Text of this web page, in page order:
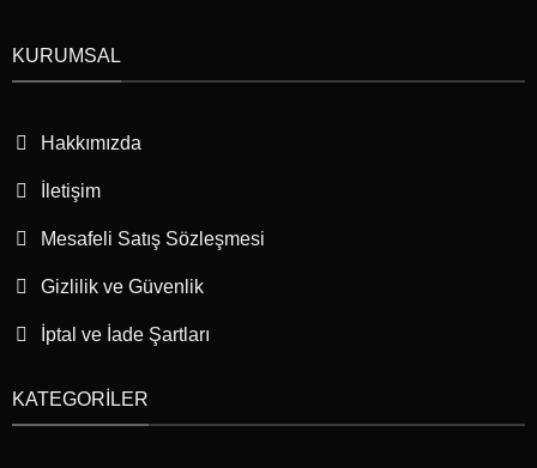
KURUMSAL
Hakkımızda
İletişim
Mesafeli Satış Sözleşmesi
Gizlilik ve Güvenlik
İptal ve İade Şartları
KATEGORILER